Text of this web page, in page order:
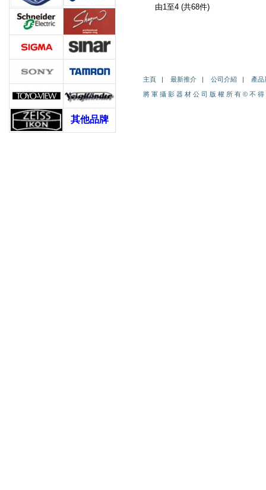
其他品牌
由1至4 (共68件)
主頁 | 最新推介 | 公司介紹 | 產品
將 軍 攝 影 器 材 公 司 版 權 所 有 © 不 得